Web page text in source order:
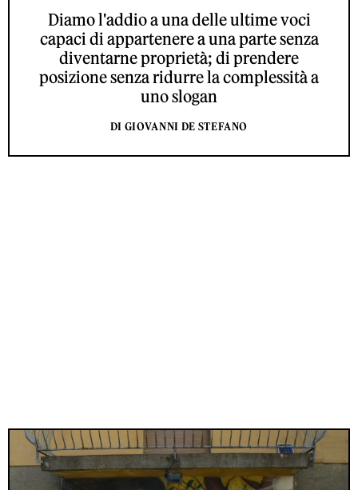
Diamo l'addio a una delle ultime voci
capaci di appartenere a una parte senza
diventarne proprietà; di prendere
posizione senza ridurre la complessità a
uno slogan
DI GIOVANNI DE STEFANO